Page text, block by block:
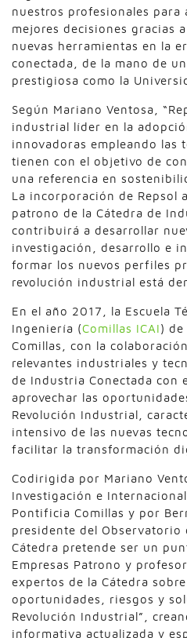
nuestros profesionales para
mejores decisiones gracias
nuevas herramientas en la
conectada, de la mano de
prestigiosa como la
Según Mariano Ventosa,
industrial líder en la
innovadoras empleando las
tienen con el objetivo de
una referencia en
La incorporación de Repsol
patrono de la Cátedra de
contribuirá a desarrollar
investigación, desarrollo e
formar los nuevos perfiles
revolución industrial está
En el año 2017, la Escuela
Ingeniería (Comillas ICAI)
Comillas, con la
relevantes industriales y
de Industria Conectada con
aprovechar las
Revolución Industrial,
intensivo de las nuevas
facilitar la transformación
Codirigida por Mariano
Investigación e
Pontificia Comillas y por
presidente del
Cátedra pretende ser un
Empresas Patrono y
expertos de la Cátedra
oportunidades, riesgos y
Revolución Industrial”,
informativa actualizada y